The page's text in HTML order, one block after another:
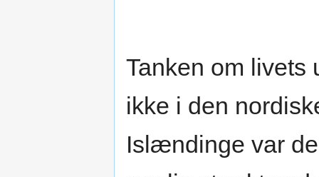
Tanken om livets
ikke i den
Islændinge var